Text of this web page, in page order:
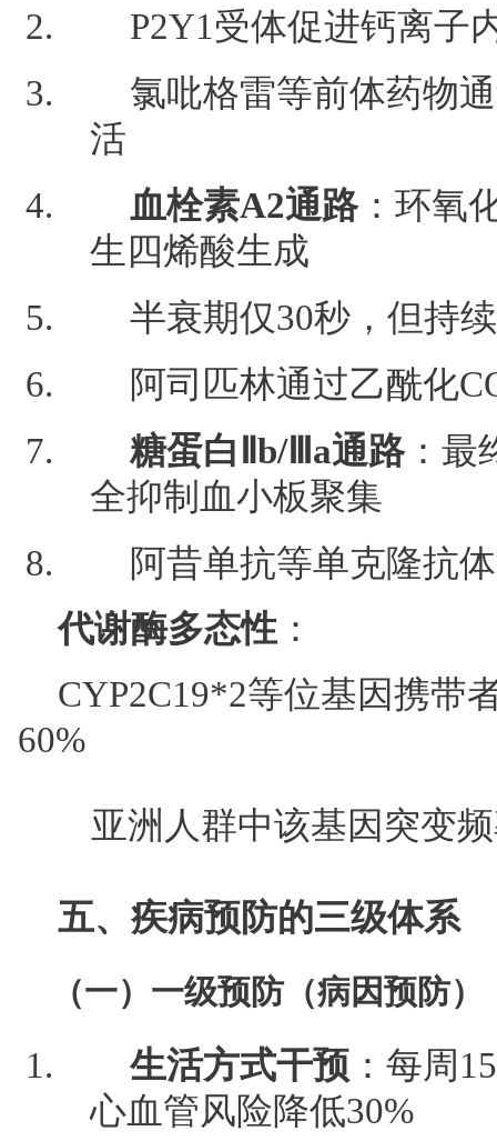
P2Y1受体促进钙离子
氯吡格雷等前体药物
活
血栓素A2通路：环氧
生四烯酸生成
半衰期仅30秒，但持
阿司匹林通过乙酰化
糖蛋白Ⅱb/Ⅲa通路：最
全抑制血小板聚集
阿昔单抗等单克隆抗
代谢酶多态性：
CYP2C19*2等位基因携带
60%
亚洲人群中该基因突变
五、疾病预防的三级体系
（一）一级预防（病因预防）
生活方式干预 ：每周
心血管风险降低30%